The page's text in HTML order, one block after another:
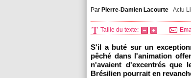
Par Pierre-Damien Lacourte -Actu
Taille du texte:
S'il a buté sur un
pêché dans l'animation
n'avaient d'excentrés que
Brésilien pourrait en